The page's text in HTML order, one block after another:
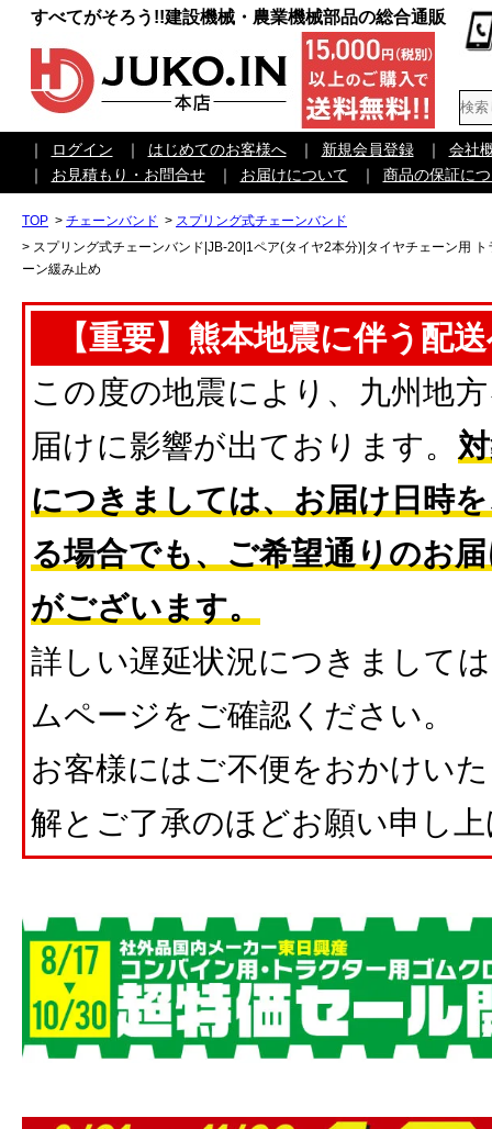
すべてがそろう!!建設機械・農業機械部品の総合通販
｜ ログイン ｜ はじめてのお客様へ ｜ 新規会員登録 ｜
会社
｜
お見積もり・お問合せ ｜ お届けについて ｜ 商品の保証に
TOP > チェーンバンド > スプリング式チェーンバンド
> スプリング式チェーンバンド|JB-20|1ペア(タイヤ2本分)|タイヤチェーン用
ーン緩み止め
【重要】熊本地震に伴う配
この度の地震により、九州地
届けに影響が出ております。
につきましては、お届け日時
る場合でも、ご希望通りのお
がございます。
詳しい遅延状況につきまして
ムページをご確認ください。
お客様にはご不便をおかけい
解とご了承のほどお願い申し